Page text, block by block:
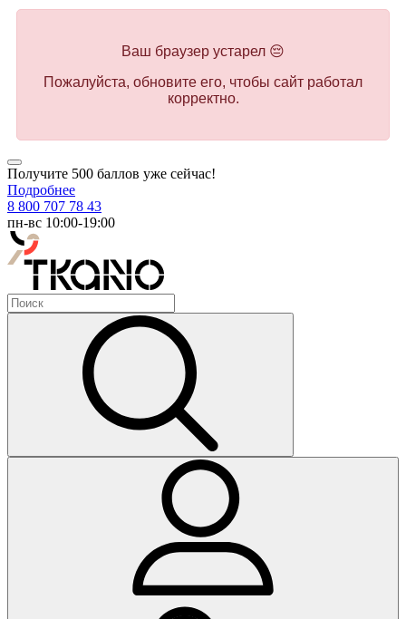
Ваш браузер устарел 😔
Пожалуйста, обновите его, чтобы сайт работал
корректно.
Получите 500 баллов уже сейчас!
Подробнее
8 800 707 78 43
пн-вс 10:00-19:00